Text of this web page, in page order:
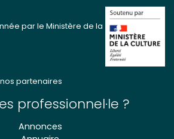
par le Ministère de la
partenaires
professionnel·le ?
Annonces